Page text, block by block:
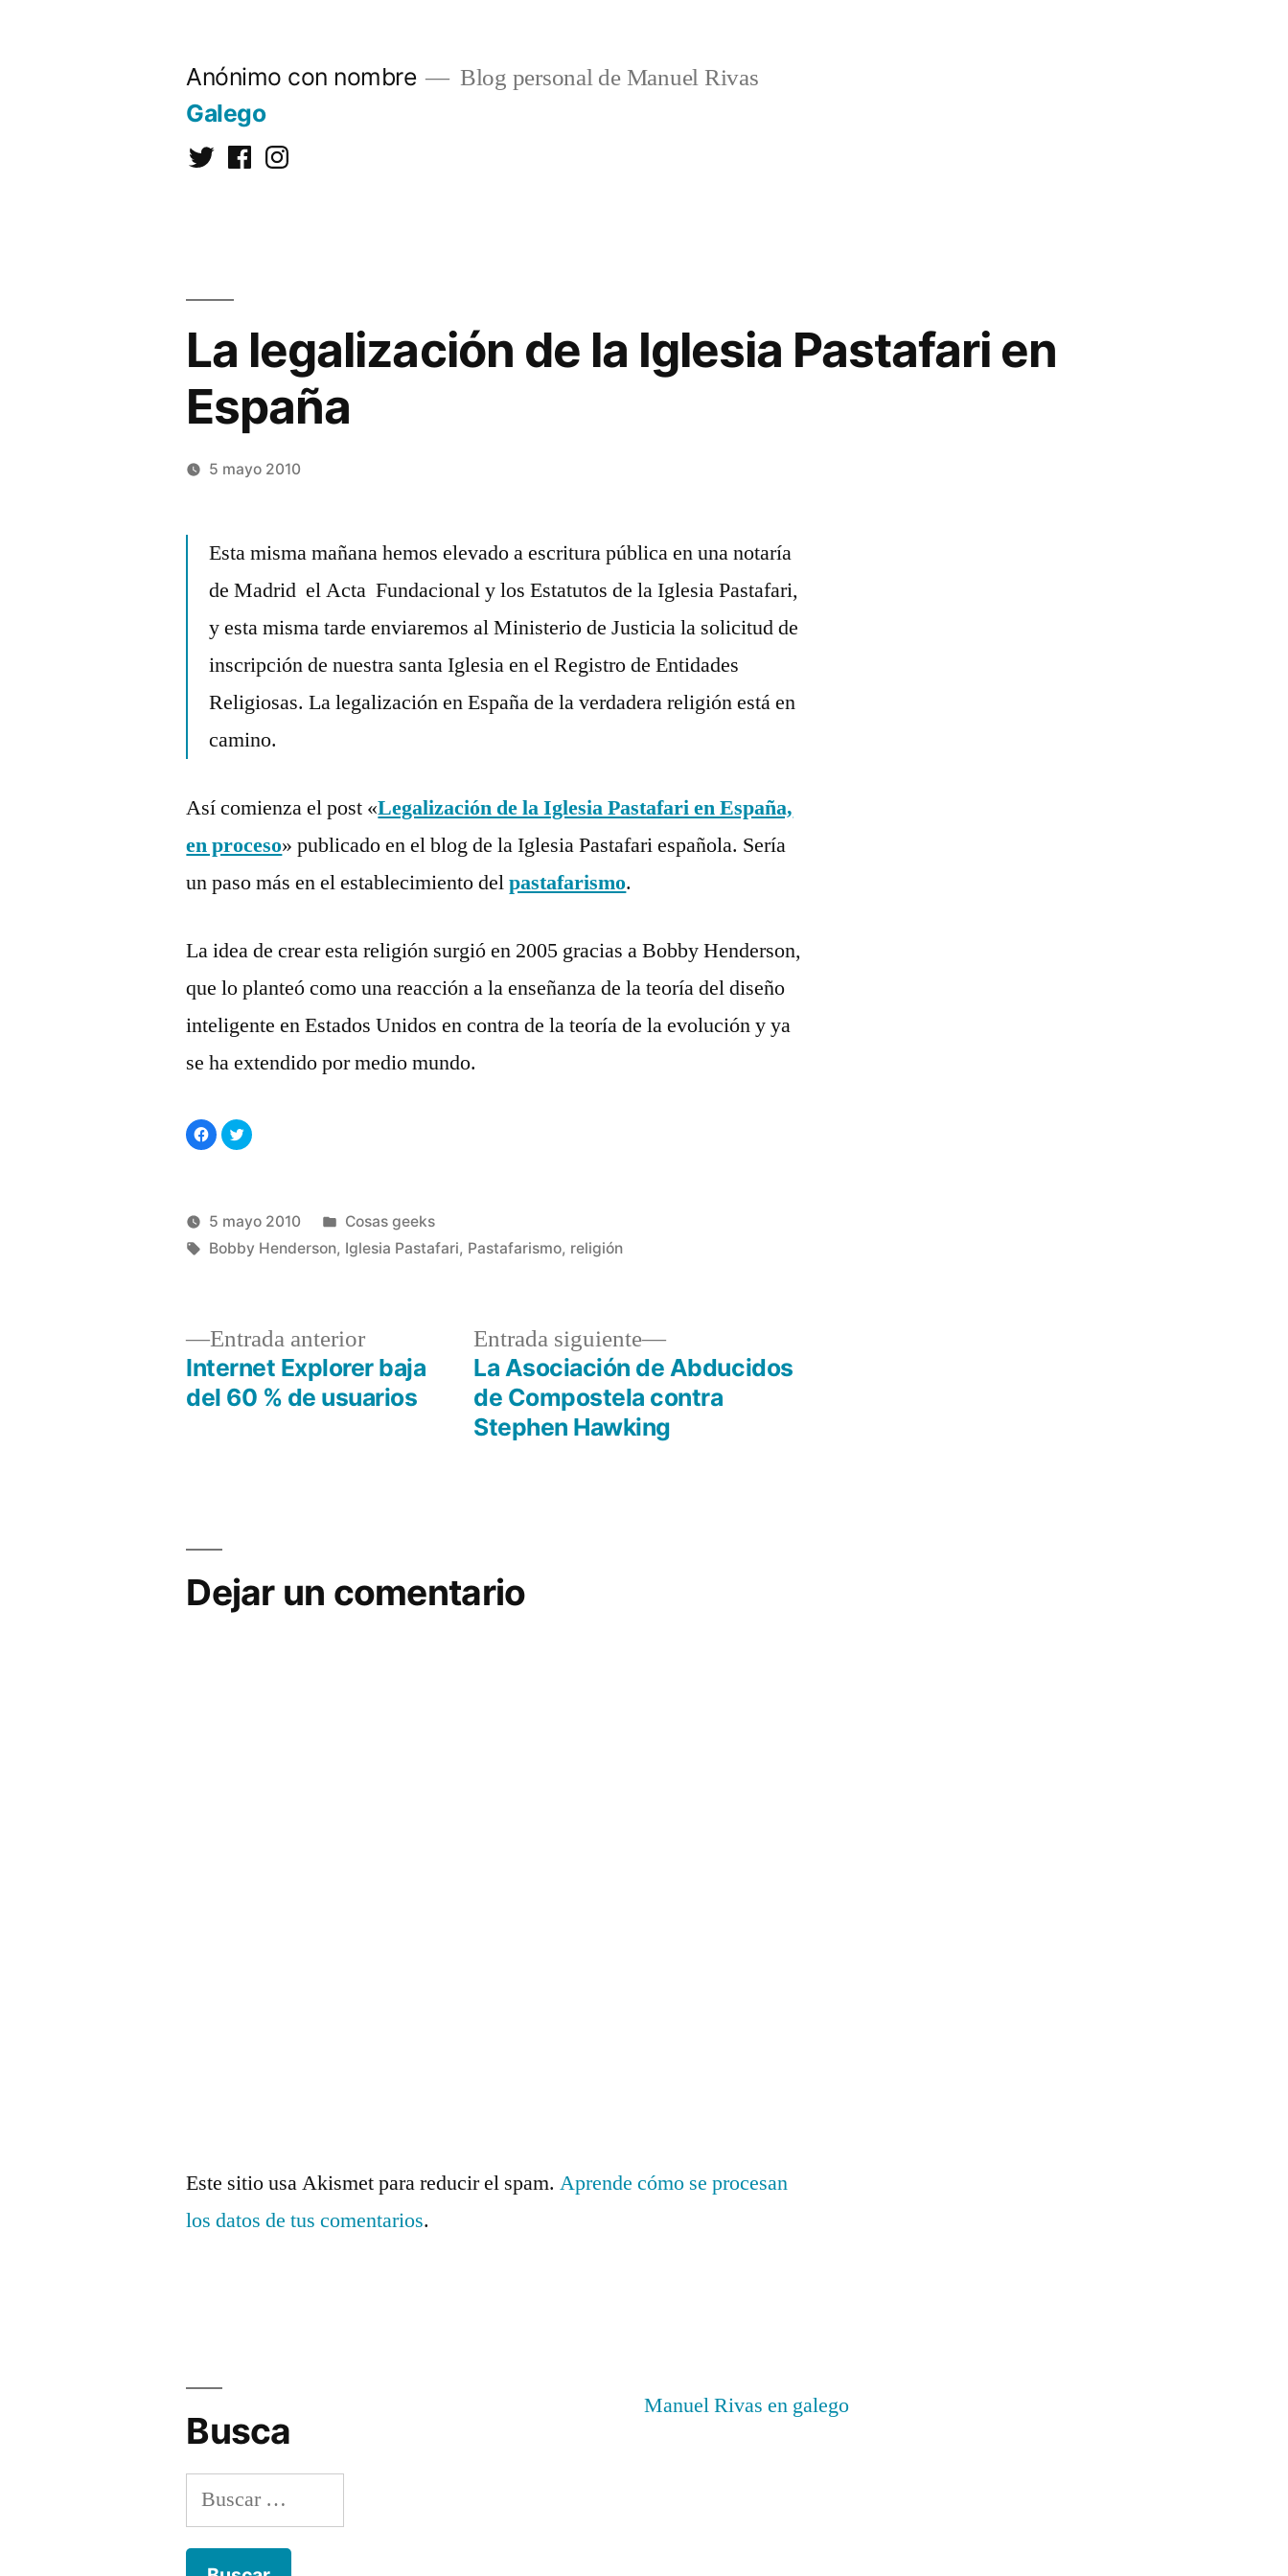
Anónimo con nombre Blog personal de Manuel Rivas
Galego
TwitterFacebookInstagram
La legalización de la Iglesia Pastafari en
España
Álvarez
5 mayo 2010
en
La
de
la
España
Esta misma mañana hemos elevado a escritura pública en una notaría
de Madrid el Acta Fundacional y los Estatutos de la Iglesia Pastafari,
y esta misma tarde enviaremos al Ministerio de Justicia la solicitud de
inscripción de nuestra santa Iglesia en el Registro de Entidades
Religiosas. La legalización en España de la verdadera religión está en
camino.
Así comienza el post «Legalización de la Iglesia Pastafari en España,
en proceso» publicado en el blog de la Iglesia Pastafari española. Sería
un paso más en el establecimiento delpastafarismo.
La idea de crear esta religión surgió en 2005 gracias a Bobby Henderson,
que lo planteó como una reacción a la enseñanza de la teoría del diseño
inteligente en Estados Unidos en contra de la teoría de la evolución y ya
se ha extendido por medio mundo.
Haz
clic
para
abre
en
ventana
nueva)
Haz
clic
abre
en
una
ventana
nueva)
Publicado
Manuel
5 mayo 2010
Publicado
en
Cosas geeks
Etiquetas:
Bobby Henderson, Iglesia Pastafari, Pastafarismo, religión
Navegación
Entrada anteriorEntrada
anterior:
Internet Explorer baja
del 60 % de usuarios
Entrada siguiente
Entrada
siguiente:
La Asociación de Abducidos
de Compostela contra
Stephen Hawking
Dejar un comentario
Este sitio usa Akismet para reducir el spam.Aprende cómo se procesan
los datos de tus comentarios.
Busca
Buscar:
Manuel Rivas en galego